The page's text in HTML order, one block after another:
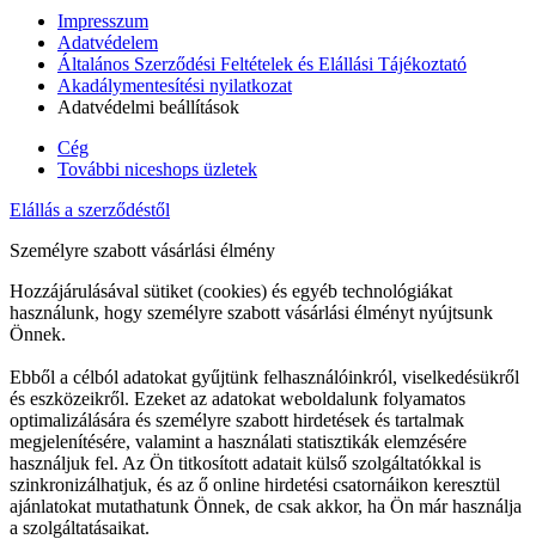
Impresszum
Adatvédelem
Általános Szerződési Feltételek és Elállási Tájékoztató
Akadálymentesítési nyilatkozat
Adatvédelmi beállítások
Cég
További niceshops üzletek
Elállás a szerződéstől
Személyre szabott vásárlási élmény
Hozzájárulásával sütiket (cookies) és egyéb technológiákat
használunk, hogy személyre szabott vásárlási élményt nyújtsunk
Önnek.
Ebből a célból adatokat gyűjtünk felhasználóinkról, viselkedésükről
és eszközeikről. Ezeket az adatokat weboldalunk folyamatos
optimalizálására és személyre szabott hirdetések és tartalmak
megjelenítésére, valamint a használati statisztikák elemzésére
használjuk fel. Az Ön titkosított adatait külső szolgáltatókkal is
szinkronizálhatjuk, és az ő online hirdetési csatornáikon keresztül
ajánlatokat mutathatunk Önnek, de csak akkor, ha Ön már használja
a szolgáltatásaikat.